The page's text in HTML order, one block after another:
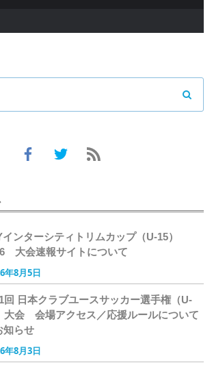
ンターシティトリムカップ（U-15）
大会速報サイトについて
年8月5日
回 日本クラブユースサッカー選手権（U-
大会 会場アクセス／応援ルールについて
知らせ
年8月3日